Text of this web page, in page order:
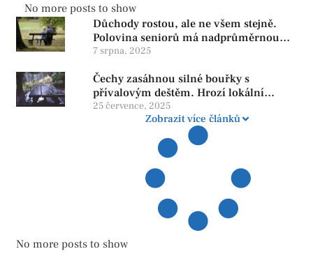
No more posts to show
Důchody rostou, ale ne všem stejně.
Polovina seniorů má nadprůměrnou
penzi, tisíce však žijí pod hranicí
reformy
7 srpna, 2025
Čechy zasáhnou silné bouřky s
přívalovým deštěm. Hrozí lokální
zatopení
25 července, 2025
Zobrazit více článků
No more posts to show